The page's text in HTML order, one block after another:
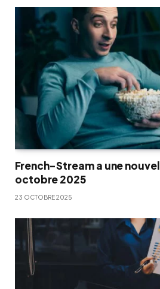
French-Stream a une
octobre 2025
23 OCTOBRE 2025